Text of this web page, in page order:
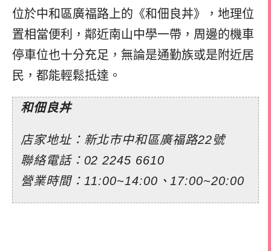
位於中和區廣福路上的《和佃良丼》，地理位
置相當便利，鄰近南山中學一帶，周邊的機車
停車位也十分充足，無論是通勤族或是附近居
民，都能輕鬆抵達。
和佃良丼
店家地址：新北市中和區廣福路22號
聯絡電話：02 2245 6610
營業時間：11:00~14:00、17:00~20:00